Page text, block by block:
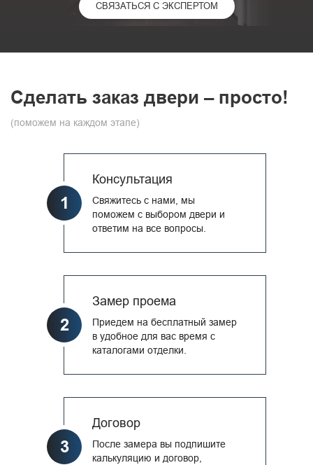
СВЯЗАТЬСЯ С ЭКСПЕРТОМ
Сделать заказ двери – просто!
(поможем на каждом этапе)
1
Консультация
Свяжитесь с нами, мы
поможем с выбором двери и
ответим на все вопросы.
2
Замер проема
Приедем на бесплатный замер
в удобное для вас время с
каталогами отделки.
3
Договор
После замера вы подпишите
калькуляцию и договор,